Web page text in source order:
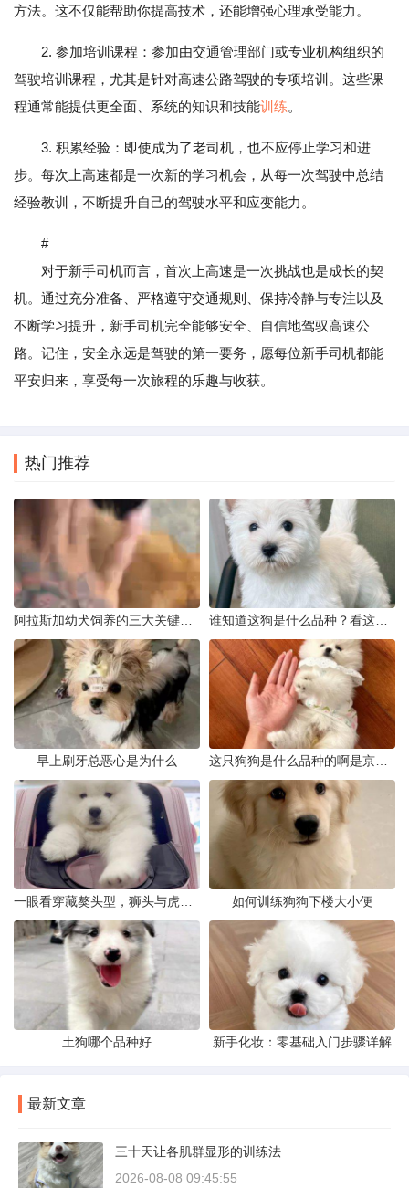
方法。这不仅能帮助你提高技术，还能增强心理承受能力。
2. 参加培训课程：参加由交通管理部门或专业机构组织的
驾驶培训课程，尤其是针对高速公路驾驶的专项培训。这些课
程通常能提供更全面、系统的知识和技能训练。
3. 积累经验：即使成为了老司机，也不应停止学习和进
步。每次上高速都是一次新的学习机会，从每一次驾驶中总结
经验教训，不断提升自己的驾驶水平和应变能力。
#
对于新手司机而言，首次上高速是一次挑战也是成长的契
机。通过充分准备、严格遵守交通规则、保持冷静与专注以及
不断学习提升，新手司机完全能够安全、自信地驾驭高速公
路。记住，安全永远是驾驶的第一要务，愿每位新手司机都能
平安归来，享受每一次旅程的乐趣与收获。
热门推荐
早上刷牙总恶心是为什么
如何训练狗狗下楼大小便
土狗哪个品种好 新手化妆：零基础入门步骤详解
最新文章
三十天让各肌群显形的训练法
2026-08-08 09:45:55